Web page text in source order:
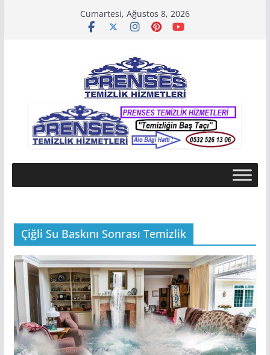
Cumartesi, Ağustos 8, 2026
Çiğli Su Baskını Sonrası Temizlik